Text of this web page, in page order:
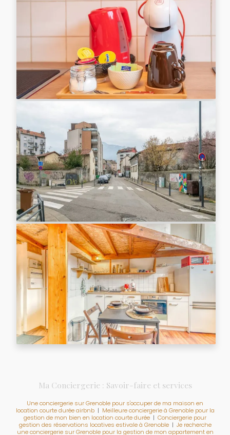
Ma Conciergerie : Savoir-faire et services
Une conciergerie sur Grenoble pour s'occuper de ma maison en
location courte durée airbnb| Meilleure conciergerie à Grenoble pour la
gestion de mon bien en location courte durée | Conciergerie pour
gestion des réservations locatives estivale à Grenoble| Je recherche
une conciergerie sur Grenoble pour la gestion de mon appartement en